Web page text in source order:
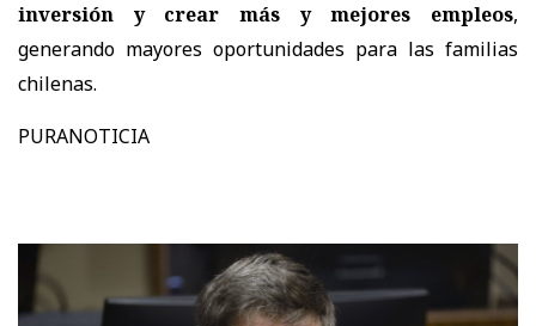
inversión y crear más y mejores empleos,
generando mayores oportunidades para las familias
chilenas.
PURANOTICIA